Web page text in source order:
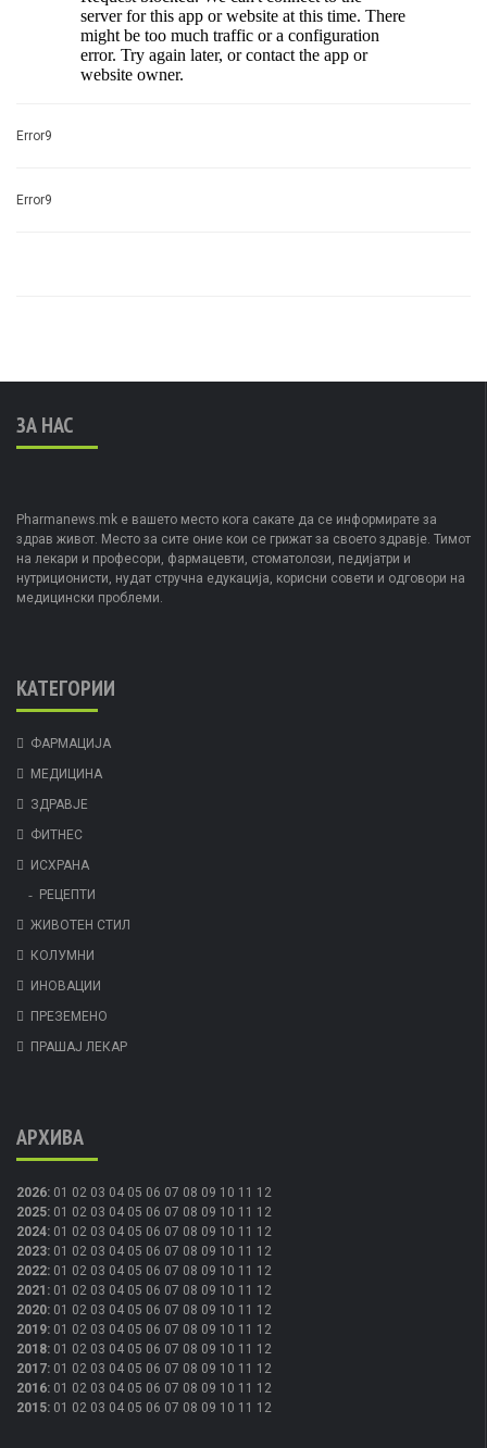
Error9
Error9
ЗА НАС
Pharmanews.mk е вашето место кога сакате да се информирате за
здрав живот. Место за сите оние кои се грижат за своето здравје. Тимот
на лекари и професори, фармацевти, стоматолози, педијатри и
нутриционисти, нудат стручна едукација, корисни совети и одговори на
медицински проблеми.
КАТЕГОРИИ
ФАРМАЦИЈА
МЕДИЦИНА
ЗДРАВЈЕ
ФИТНЕС
ИСХРАНА
РЕЦЕПТИ
ЖИВОТЕН СТИЛ
КОЛУМНИ
ИНОВАЦИИ
ПРЕЗЕМЕНО
ПРАШАЈ ЛЕКАР
АРХИВА
2026: 01 02 03 04 05 06 07 08 09 10 11 12
2025: 01 02 03 04 05 06 07 08 09 10 11 12
2024: 01 02 03 04 05 06 07 08 09 10 11 12
2023: 01 02 03 04 05 06 07 08 09 10 11 12
2022: 01 02 03 04 05 06 07 08 09 10 11 12
2021 : 01 02 03 04 05 06 07 08 09 10 11 12
2020: 01 02 03 04 05 06 07 08 09 10 11 12
2019: 01 02 03 04 05 06 07 08 09 10 11 12
2018: 01 02 03 04 05 06 07 08 09 10 11 12
2017: 01 02 03 04 05 06 07 08 09 10 11 12
2016: 01 02 03 04 05 06 07 08 09 10 11 12
2015: 01 02 03 04 05 06 07 08 09 10 11 12